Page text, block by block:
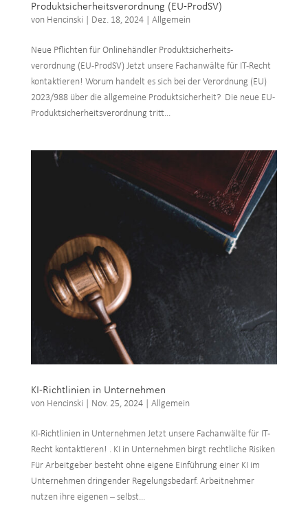
Produktsicherheitsverordnung (EU-ProdSV)
von Hencinski Dez. 18, 2024| Allgemein
Neue Pflichten für Onlinehändler Produktsicherheits-
verordnung (EU-ProdSV) Jetzt unsere Fachanwälte für IT-Recht
kontaktieren! Worum handelt es sich bei der Verordnung (EU)
2023/988 über die allgemeine Produktsicherheit? Die neue EU-
Produktsicherheitsverordnung tritt...
KI-Richtlinien in Unternehmen
von Hencinski Nov. 25, 2024| Allgemein
KI-Richtlinien in Unternehmen Jetzt unsere Fachanwälte für IT-
Recht kontaktieren! . KI in Unternehmen birgt rechtliche Risiken
Für Arbeitgeber besteht ohne eigene Einführung einer KI im
Unternehmen dringender Regelungsbedarf. Arbeitnehmer
nutzen ihre eigenen – selbst...